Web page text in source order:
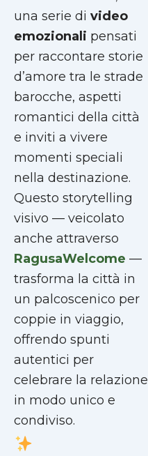
una serie di video
emozionali pensati
per raccontare storie
d’amore tra le strade
barocche, aspetti
romantici della città
e inviti a vivere
momenti speciali
nella destinazione.
Questo storytelling
visivo — veicolato
anche attraverso
RagusaWelcome —
trasforma la città in
un palcoscenico per
coppie in viaggio,
offrendo spunti
autentici per
celebrare la relazione
in modo unico e
condiviso.